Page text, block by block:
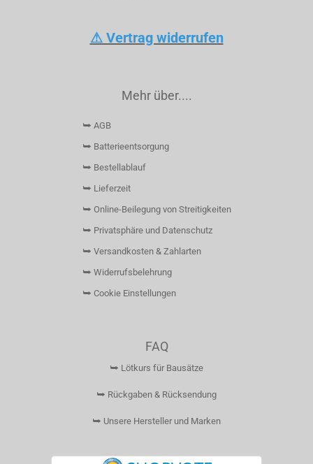
⚠ Vertrag widerrufen
Mehr über....
⮩ AGB
⮩ Batterieentsorgung
⮩ Bestellablauf
⮩ Lieferzeit
⮩ Online-Beilegung von Streitigkeiten
⮩ Privatsphäre und Datenschutz
⮩ Versandkosten & Zahlarten
⮩ Widerrufsbelehrung
⮩ Cookie Einstellungen
FAQ
⮩ Lötkurs für Bausätze
⮩ Rückgaben & Rücksendung
⮩ Unsere Hersteller und Marken